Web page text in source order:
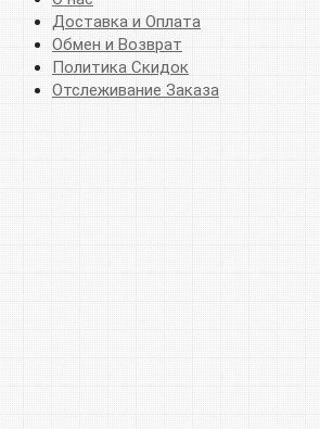
Доставка и Оплата
Обмен и Возврат
Политика Скидок
Отслеживание Заказа